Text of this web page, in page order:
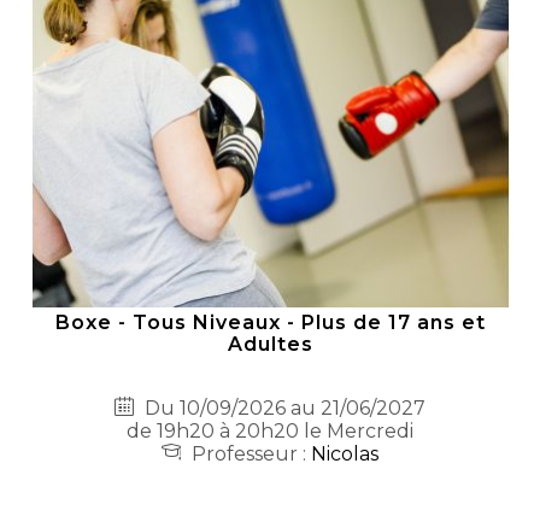
Boxe - Tous Niveaux - Plus de 17 ans et
Adultes
Du 10/09/2026 au 21/06/2027
de 19h20 à 20h20 le Mercredi
Professeur : Nicolas